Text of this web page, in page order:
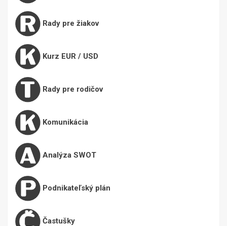
Rady pre žiakov
Kurz EUR / USD
Rady pre rodičov
Komunikácia
Analýza SWOT
Podnikateľský plán
Častušky